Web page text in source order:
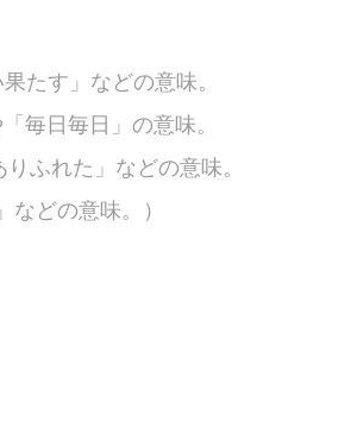
たす」などの意味。
毎日毎日」の意味。
りふれた」などの意味。
どの意味。 ）